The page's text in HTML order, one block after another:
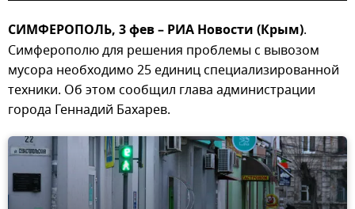
СИМФЕРОПОЛЬ, 3 фев – РИА Новости (Крым).
Симферополю для решения проблемы с вывозом
мусора необходимо 25 единиц специализированной
техники. Об этом сообщил глава администрации
города Геннадий Бахарев.